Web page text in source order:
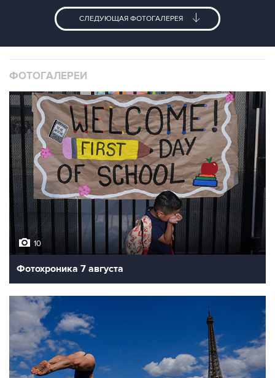
СЛЕДУЮЩАЯ ФОТОГАЛЕРЕЯ
ФОТОГАЛЕРЕИ
10
Фотохроника 7 августа